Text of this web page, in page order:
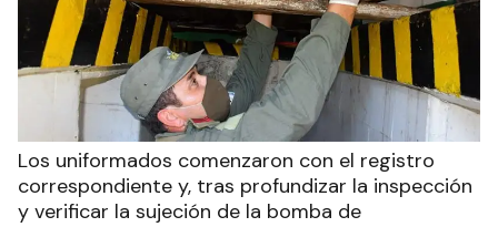
Los uniformados comenzaron con el registro
correspondiente y, tras profundizar la inspección
y verificar la sujeción de la bomba de